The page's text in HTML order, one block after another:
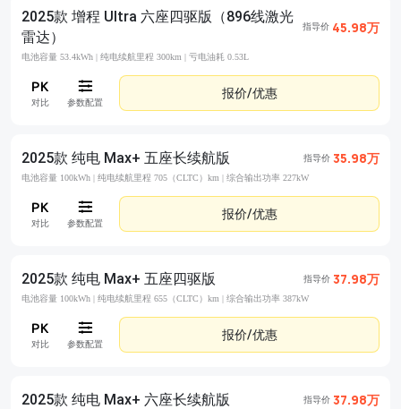
2025款 增程 Ultra 六座四驱版（896线激光
雷达）
指导价 45.98万
电池容量 53.4kWh | 纯电续航里程 300km | 亏电油耗 0.53L
对比 参数配置
报价/优惠
2025款 纯电 Max+ 五座长续航版 指导价 35.98万
电池容量 100kWh | 纯电续航里程 705（CLTC）km | 综合输出功率 227kW
对比 参数配置
报价/优惠
2025款 纯电 Max+ 五座四驱版 指导价 37.98万
电池容量 100kWh | 纯电续航里程 655（CLTC）km | 综合输出功率 387kW
对比 参数配置
报价/优惠
2025款 纯电 Max+ 六座长续航版 指导价 37.98万